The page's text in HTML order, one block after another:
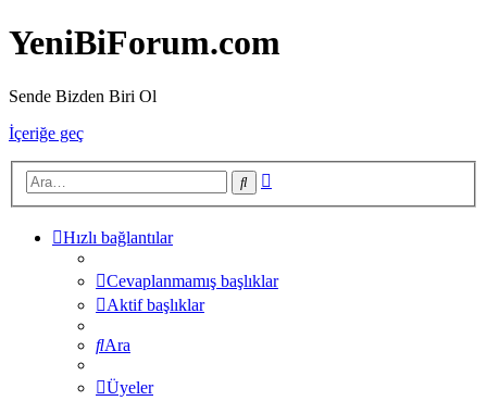
YeniBiForum.com
Sende Bizden Biri Ol
İçeriğe geç
Ara
Hızlı bağlantılar
Cevaplanmamış başlıklar
Aktif başlıklar
Ara
Üyeler